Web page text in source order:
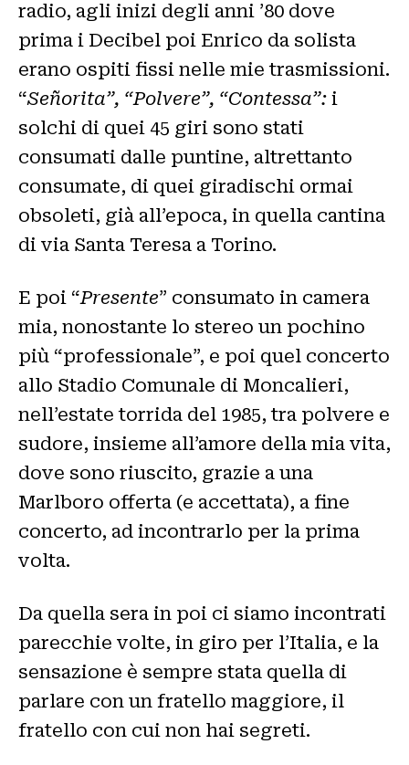
radio, agli inizi degli anni ’80 dove
prima i Decibel poi Enrico da solista
erano ospiti fissi nelle mie trasmissioni.
“Señorita”, “Polvere”, “Contessa”: i
solchi di quei 45 giri sono stati
consumati dalle puntine, altrettanto
consumate, di quei giradischi ormai
obsoleti, già all’epoca, in quella cantina
di via Santa Teresa a Torino.
E poi “Presente” consumato in camera
mia, nonostante lo stereo un pochino
più “professionale”, e poi quel concerto
allo Stadio Comunale di Moncalieri,
nell’estate torrida del 1985, tra polvere e
sudore, insieme all’amore della mia vita,
dove sono riuscito, grazie a una
Marlboro offerta (e accettata), a fine
concerto, ad incontrarlo per la prima
volta.
Da quella sera in poi ci siamo incontrati
parecchie volte, in giro per l’Italia, e la
sensazione è sempre stata quella di
parlare con un fratello maggiore, il
fratello con cui non hai segreti.